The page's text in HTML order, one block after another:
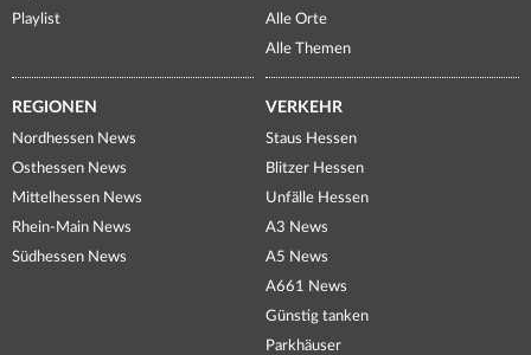
Playlist
Alle Orte
Alle Themen
REGIONEN
Nordhessen News
Osthessen News
Mittelhessen News
Rhein-Main News
Südhessen News
VERKEHR
Staus Hessen
Blitzer Hessen
Unfälle Hessen
A3 News
A5 News
A661 News
Günstig tanken
Parkhäuser